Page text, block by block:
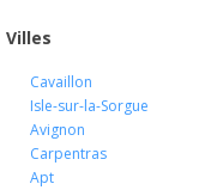
Villes
Cavaillon
Isle-sur-la-Sorgue
Avignon
Carpentras
Apt